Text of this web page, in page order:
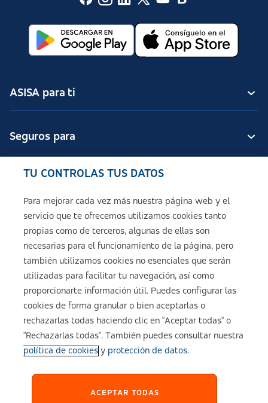
ASISA para ti
Seguros para
Seguros de ASISA
Sobre ASISA
Política de cookies
Configuración de cookies
Política de Privacidad
TU CONTROLAS TUS DATOS
Para mejorar cada vez más nuestra página web y el
servicio que te ofrecemos utilizamos cookies tanto
propias como de terceros, algunas de ellas son
necesarias para el funcionamiento de la página, pero
también utilizamos cookies no esenciales que serán
utilizadas para facilitar tu navegación, así como
proporcionarte información útil. Puedes configurar las
cookies de forma granular o bien aceptarlas o
rechazarlas todas haciendo clic en "Aceptar todas" o
"Rechazarlas todas". También puedes consultar nuestra
política de cookiesy protección de datos.
ACEPTAR TODAS